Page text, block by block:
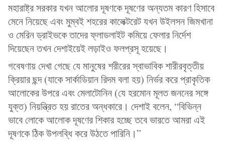
মহারাষ্ট্র সরকার যখন আলোর দূষণকে দূষণের অন্যতম কারণ হিসাবে
মেনে নিয়েছে এবং মুম্বই শহরের কালেক্টরেট যখন উইলসন জিমখানা
ও মেরিন ড্রাইভকে তাদের ফ্লাডলাইট কমিয়ে ফেলার নির্দেশ
দিয়েছেন তখন দেশাইয়েই লড়াইও ফলপ্রসূ হয়েছে।
গবেষণায় দেখা গেছে যে মানুষের শরীরের স্বাভাবিক শারীরবৃত্তীয়
ক্রিয়ার ছন্দ (যাকে সার্কাডিয়ান রিদম বলা হয়) নির্ভর করে প্রাকৃতিক
আলোকের উপরে এবং মেলাটোনিন (যে হরমোন মূলত জননের সঙ্গে
যুক্ত) নিয়ন্ত্রিত হয় রাতের অন্ধকারে। দেশাই বলেন, “বিভিন্ন
ভাবে লোকে আলোক দূষণের শিকার হচ্ছে তবে ভারতে আমরা এই
দূষণকে ঠিক উপলব্ধি করে উঠতে পারিনি।”